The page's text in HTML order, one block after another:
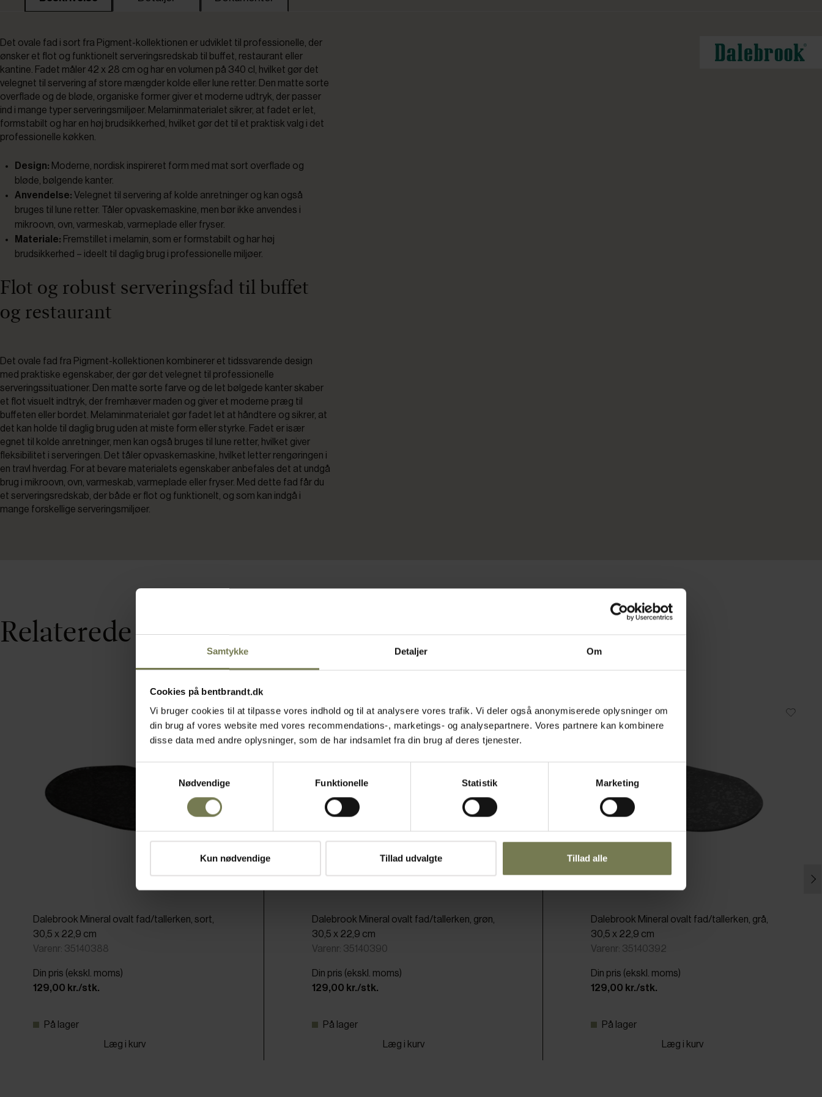
Samtykke Detaljer Om
Cookies på bentbrandt.dk
Vi bruger cookies til at tilpasse vores indhold og til at analysere vores trafik. Vi deler også anonymiserede oplysninger om
din brug af vores website med vores recommendations-, marketings- og analysepartnere. Vores partnere kan kombinere
disse data med andre oplysninger, som de har indsamlet fra din brug af deres tjenester.
Samtykkevalg
Nødvendige
Funktionelle Statistik Marketing
Kun nødvendige Tillad udvalgte Tillad alle
Det ovale fad i sort fra Pigment-kollektionen er udviklet til professionelle, der
ønsker et flot og funktionelt serveringsredskab til buffet, restaurant eller
kantine. Fadet måler 42 x 28 cm og har en volumen på 340 cl, hvilket gør det
velegnet til servering af store mængder kolde eller lune retter. Den matte sorte
overflade og de bløde, organiske former giver et moderne udtryk, der passer
ind i mange typer serveringsmiljøer. Melaminmaterialet sikrer, at fadet er let,
formstabilt og har en høj brudsikkerhed, hvilket gør det til et praktisk valg i det
professionelle køkken.
Design: Moderne, nordisk inspireret form med mat sort overflade og
bløde, bølgende kanter.
Anvendelse: Velegnet til servering af kolde anretninger og kan også
bruges til lune retter. Tåler opvaskemaskine, men bør ikke anvendes i
mikroovn, ovn, varmeskab, varmeplade eller fryser.
Materiale: Fremstillet i melamin, som er formstabilt og har høj
brudsikkerhed – ideelt til daglig brug i professionelle miljøer.
Flot og robust serveringsfad til buffet
og restaurant
Det ovale fad fra Pigment-kollektionen kombinerer et tidssvarende design
med praktiske egenskaber, der gør det velegnet til professionelle
serveringssituationer. Den matte sorte farve og de let bølgede kanter skaber
et flot visuelt indtryk, der fremhæver maden og giver et moderne præg til
buffeten eller bordet. Melaminmaterialet gør fadet let at håndtere og sikrer, at
det kan holde til daglig brug uden at miste form eller styrke. Fadet er især
egnet til kolde anretninger, men kan også bruges til lune retter, hvilket giver
fleksibilitet i serveringen. Det tåler opvaskemaskine, hvilket letter rengøringen i
en travl hverdag. For at bevare materialets egenskaber anbefales det at undgå
brug i mikroovn, ovn, varmeskab, varmeplade eller fryser. Med dette fad får du
et serveringsredskab, der både er flot og funktionelt, og som kan indgå i
mange forskellige serveringsmiljøer.
Relaterede varer
Dalebrook Mineral ovalt fad/tallerken, sort,
30,5 x 22,9 cm
Varenr: 35140388
Din pris (ekskl. moms)
129,00 kr./stk.
På lager
Læg i kurv
Dalebrook Mineral ovalt fad/tallerken, grøn,
30,5 x 22,9 cm
Varenr: 35140390
Din pris (ekskl. moms)
129,00 kr./stk.
På lager
Læg i kurv
Dalebrook Mineral ovalt fad/tallerken, grå,
30,5 x 22,9 cm
Varenr: 35140392
Din pris (ekskl. moms)
129,00 kr./stk.
På lager
Læg i kurv